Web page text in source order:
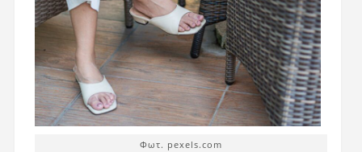
Φωτ. pexels.com